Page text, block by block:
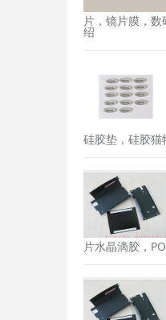
片，镜片膜，
绍
硅胶垫，硅胶猫
片水晶滴胶，